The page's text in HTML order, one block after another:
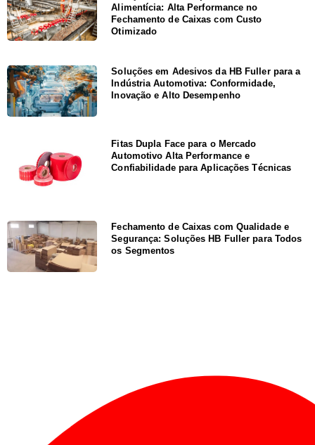
Alimentícia: Alta Performance no
Fechamento de Caixas com Custo
Otimizado
Soluções em Adesivos da HB Fuller para a
Indústria Automotiva: Conformidade,
Inovação e Alto Desempenho
Fitas Dupla Face para o Mercado
Automotivo Alta Performance e
Confiabilidade para Aplicações Técnicas
Fechamento de Caixas com Qualidade e
Segurança: Soluções HB Fuller para Todos
os Segmentos